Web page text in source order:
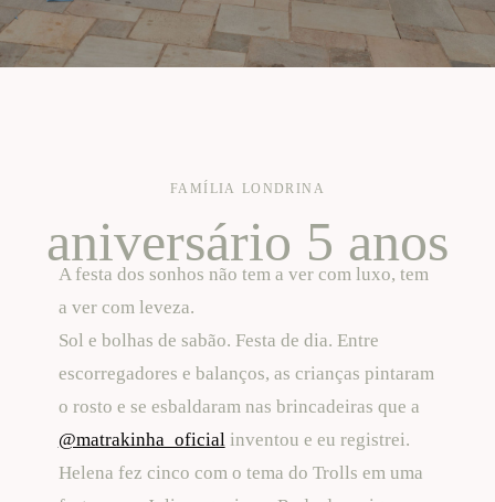
FAMÍLIA LONDRINA
aniversário 5 anos
A festa dos sonhos não tem a ver com luxo, tem
a ver com leveza.
Sol e bolhas de sabão. Festa de dia. Entre
escorregadores e balanços, as crianças pintaram
o rosto e se esbaldaram nas brincadeiras que a
@matrakinha_oficialinventou e eu registrei.
Helena fez cinco com o tema do Trolls em uma